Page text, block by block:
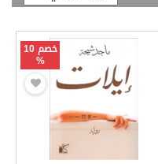
خصم 10
%